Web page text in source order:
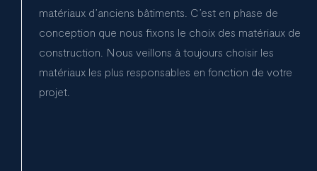
matériaux d’anciens bâtiments. C’est en phase de
conception que nous fixons le choix des matériaux de
construction. Nous veillons à toujours choisir les
matériaux les plus responsables en fonction de votre
projet.